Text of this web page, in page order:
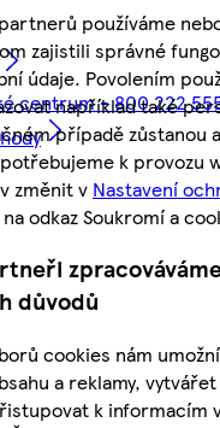
používáme
zajistili správné
údaje. Povolením
například také
případě zůstanou
k provozu
změnit v Nastavení
odkaz Soukromí a
důvodů
cookies nám
a reklamy,
k informacím
centrum - 800 222